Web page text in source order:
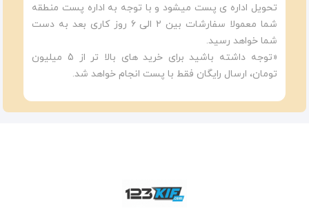
تحویل اداره ی پست میشود و با توجه به اداره پست منطقه
شما معمولا سفارشات بین ۲ الی ۶ روز کاری بعد به دست
شما خواهد رسید.
«توجه داشته باشید برای خرید های بالا تر از 5 میلیون
تومان، ارسال رایگان فقط با پست انجام خواهد شد.